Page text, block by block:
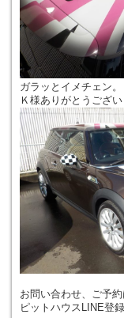
ガラッとイメチェン。
Ｋ様ありがとうござい
お問い合わせ、ご予約
ピットハウスLINE登